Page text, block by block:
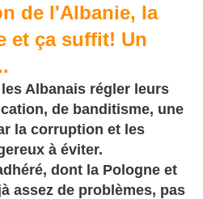
de l'Albanie, la
et ça suffit! Un
Albanais régler leurs
de banditisme, une
la corruption et les
à éviter.
dont la Pologne et
assez de problèmes, pas